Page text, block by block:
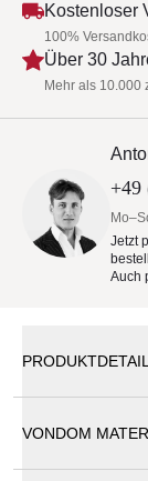
Kostenloser
100%
Über 30
Mehr als 10.000
+49
Jetzt
Auch
VONDOM